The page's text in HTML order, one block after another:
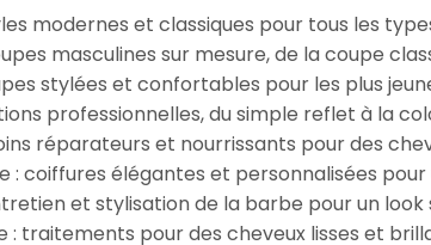
modernes et classiques pour tous les
masculines sur mesure, de la coupe
stylées et confortables pour les plus
professionnelles, du simple reflet à la
réparateurs et nourrissants pour des
: coiffures élégantes et personnalisées pour
et stylisation de la barbe pour un look
: traitements pour des cheveux lisses et